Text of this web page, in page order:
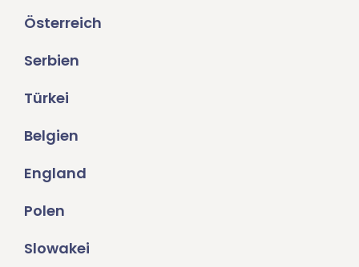
Österreich
Serbien
Türkei
Belgien
England
Polen
Slowakei